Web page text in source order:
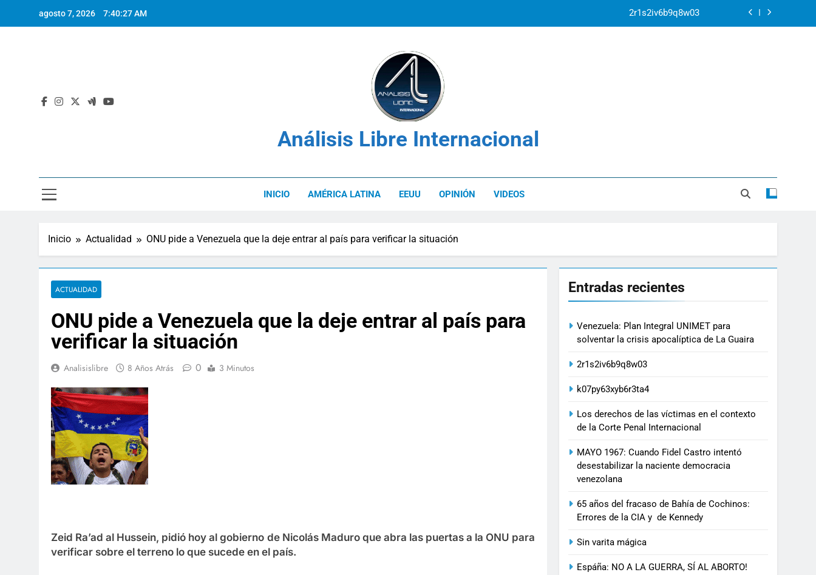
agosto 7, 2026 7:40:27 AM 2r1s2iv6b9q8w03
Los derechos de las víctimas en el contexto de la Corte Penal Internacional
Venezuela: Plan Integral UNIMET para solventar la crisis apocalíptica de La Guaira
Análisis Libre Internacional
INICIO AMÉRICA LATINA EEUU OPINIÓN VIDEOS
Inicio Actualidad ONU pide a Venezuela que la deje entrar al país para verificar la situación
ACTUALIDAD
ONU pide a Venezuela que la deje entrar al país para
verificar la situación
Analisislibre 8 Años Atrás 0 3 Minutos
Zeid Ra’ad al Hussein, pidió hoy al gobierno de Nicolás Maduro que abra las puertas a la ONU para
verificar sobre el terreno lo que sucede en el país.
Entradas recientes
Venezuela: Plan Integral UNIMET para
solventar la crisis apocalíptica de La Guaira
2r1s2iv6b9q8w03
k07py63xyb6r3ta4
Los derechos de las víctimas en el contexto
de la Corte Penal Internacional
MAYO 1967: Cuando Fidel Castro intentó
desestabilizar la naciente democracia
venezolana
65 años del fracaso de Bahía de Cochinos:
Errores de la CIA y de Kennedy
Sin varita mágica
Espáña: NO A LA GUERRA, SÍ AL ABORTO!